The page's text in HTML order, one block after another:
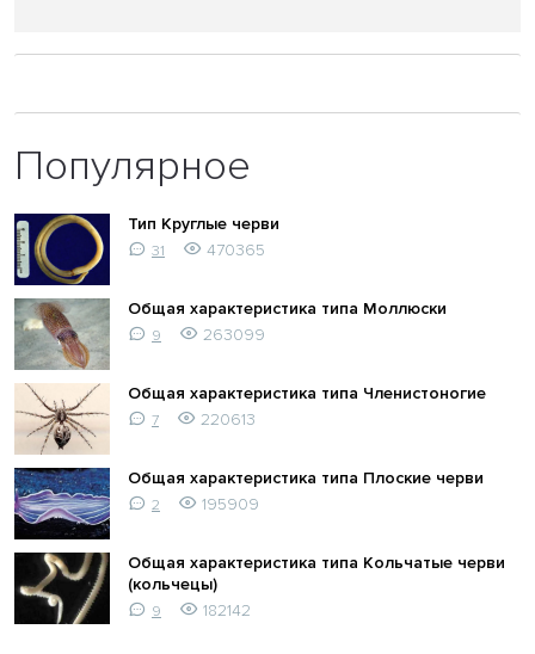
Популярное
Тип Круглые черви
31 470365
Общая характеристика типа Моллюски
9 263099
Общая характеристика типа Членистоногие
7 220613
Общая характеристика типа Плоские черви
2 195909
Общая характеристика типа Кольчатые черви
(кольчецы)
9 182142